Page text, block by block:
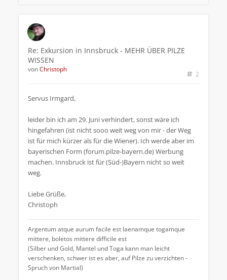
Re: Exkursion in Innsbruck - MEHR ÜBER PILZE
WISSEN
2
vonChristoph
Servus Irmgard,
leider bin ich am 29. Juni verhindert, sonst wäre ich
hingefahren (ist nicht sooo weit weg von mir - der Weg
ist für mich kürzer als für die Wiener). Ich werde aber im
bayerischen Form (forum.pilze-bayern.de) Werbung
machen. Innsbruck ist für (Süd-)Bayern nicht so weit
weg.
Liebe Grüße,
Christoph
Argentum atque aurum facile est laenamque togamque
mittere, boletos mittere difficile est
(Silber und Gold, Mantel und Toga kann man leicht
verschenken, schwer ist es aber, auf Pilze zu verzichten -
Spruch von Martial)